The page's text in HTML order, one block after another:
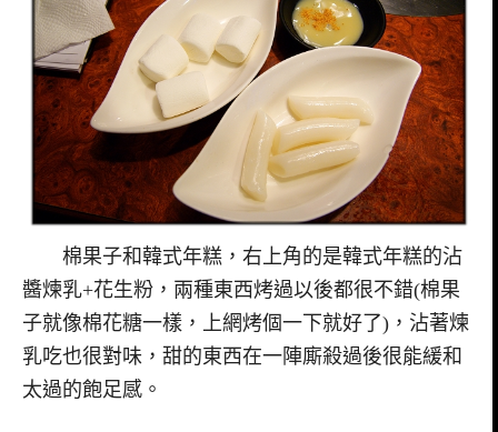
棉果子和韓式年糕，右上角的是韓式年糕的沾
醬煉乳+花生粉，兩種東西烤過以後都很不錯(棉果
子就像棉花糖一樣，上網烤個一下就好了)，沾著煉
乳吃也很對味，甜的東西在一陣廝殺過後很能緩和
太過的飽足感。